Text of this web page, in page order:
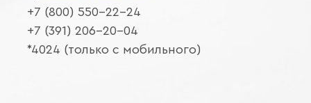
+7 (800) 550-22-24
+7 (391) 206-20-04
*4024 (только с мобильного)